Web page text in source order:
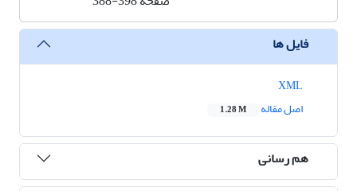
فایل ها
اصل مقاله
1.28 M
هم رسانی